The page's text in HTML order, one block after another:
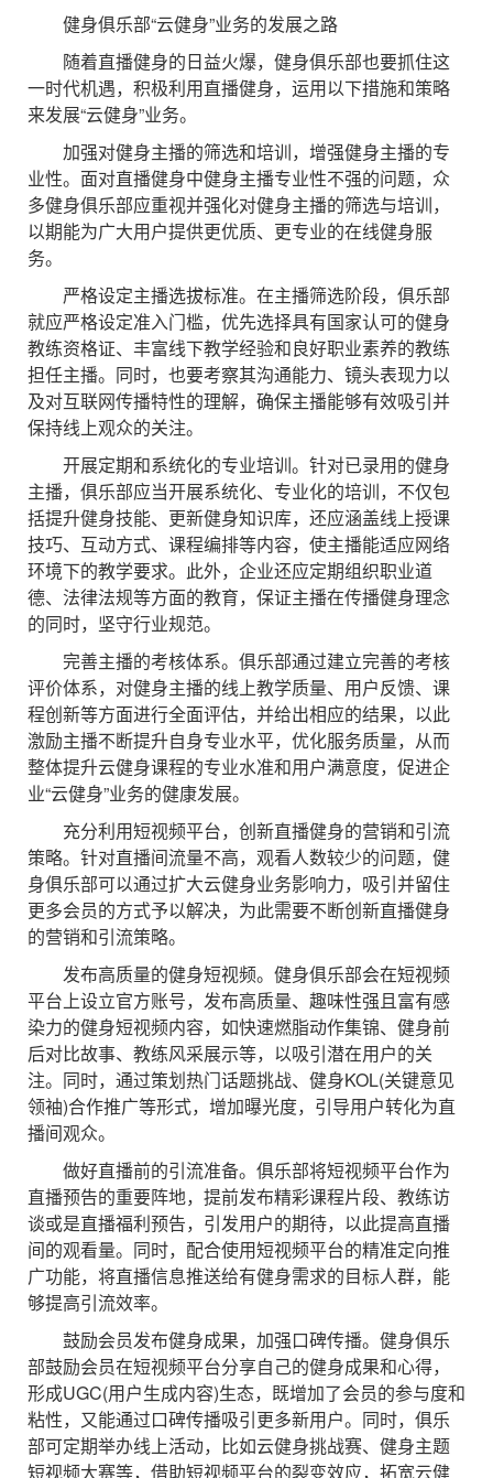
健身俱乐部“云健身”业务的发展之路
随着直播健身的日益火爆，健身俱乐部也要抓住这
一时代机遇，积极利用直播健身，运用以下措施和策略
来发展“云健身”业务。
加强对健身主播的筛选和培训，增强健身主播的专
业性。面对直播健身中健身主播专业性不强的问题，众
多健身俱乐部应重视并强化对健身主播的筛选与培训，
以期能为广大用户提供更优质、更专业的在线健身服
务。
严格设定主播选拔标准。在主播筛选阶段，俱乐部
就应严格设定准入门槛，优先选择具有国家认可的健身
教练资格证、丰富线下教学经验和良好职业素养的教练
担任主播。同时，也要考察其沟通能力、镜头表现力以
及对互联网传播特性的理解，确保主播能够有效吸引并
保持线上观众的关注。
开展定期和系统化的专业培训。针对已录用的健身
主播，俱乐部应当开展系统化、专业化的培训，不仅包
括提升健身技能、更新健身知识库，还应涵盖线上授课
技巧、互动方式、课程编排等内容，使主播能适应网络
环境下的教学要求。此外，企业还应定期组织职业道
德、法律法规等方面的教育，保证主播在传播健身理念
的同时，坚守行业规范。
完善主播的考核体系。俱乐部通过建立完善的考核
评价体系，对健身主播的线上教学质量、用户反馈、课
程创新等方面进行全面评估，并给出相应的结果，以此
激励主播不断提升自身专业水平，优化服务质量，从而
整体提升云健身课程的专业水准和用户满意度，促进企
业“云健身”业务的健康发展。
充分利用短视频平台，创新直播健身的营销和引流
策略。针对直播间流量不高，观看人数较少的问题，健
身俱乐部可以通过扩大云健身业务影响力，吸引并留住
更多会员的方式予以解决，为此需要不断创新直播健身
的营销和引流策略。
发布高质量的健身短视频。健身俱乐部会在短视频
平台上设立官方账号，发布高质量、趣味性强且富有感
染力的健身短视频内容，如快速燃脂动作集锦、健身前
后对比故事、教练风采展示等，以吸引潜在用户的关
注。同时，通过策划热门话题挑战、健身KOL(关键意见
领袖)合作推广等形式，增加曝光度，引导用户转化为直
播间观众。
做好直播前的引流准备。俱乐部将短视频平台作为
直播预告的重要阵地，提前发布精彩课程片段、教练访
谈或是直播福利预告，引发用户的期待，以此提高直播
间的观看量。同时，配合使用短视频平台的精准定向推
广功能，将直播信息推送给有健身需求的目标人群，能
够提高引流效率。
鼓励会员发布健身成果，加强口碑传播。健身俱乐
部鼓励会员在短视频平台分享自己的健身成果和心得，
形成UGC(用户生成内容)生态，既增加了会员的参与度和
粘性，又能通过口碑传播吸引更多新用户。同时，俱乐
部可定期举办线上活动，比如云健身挑战赛、健身主题
短视频大赛等，借助短视频平台的裂变效应，拓宽云健